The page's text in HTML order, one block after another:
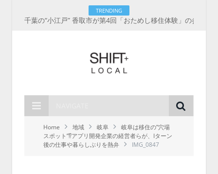
TRENDING
Home 地域 岐阜
岐阜は移住の”穴場
スポット”⁉︎アプリ開発企業の経営者らが、Iターン
後の仕事や暮らしぶりを熱弁
IMG_0847